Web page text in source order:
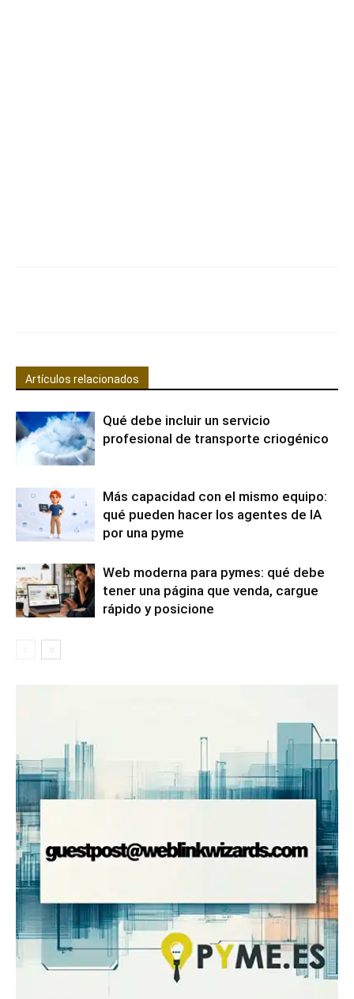
Artículos relacionados
Qué debe incluir un servicio
profesional de transporte criogénico
Más capacidad con el mismo equipo:
qué pueden hacer los agentes de IA
por una pyme
Web moderna para pymes: qué debe
tener una página que venda, cargue
rápido y posicione